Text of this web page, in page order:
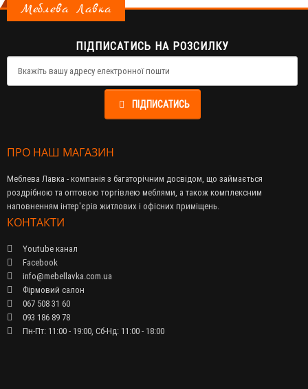
Меблева Лавка
ПІДПИСАТИСЬ НА РОЗСИЛКУ
ПІДПИСАТИСЬ
ПРО НАШ МАГАЗИН
Меблева Лавка - компанія з багаторічним досвідом, що займається
роздрібною та оптовою торгівлею меблями, а також комплексним
наповненням інтер'єрів житлових і офісних приміщень.
КОНТАКТИ
Youtube канал
Facebook
info@mebellavka.com.ua
Фірмовий салон
067 508 31 60
093 186 89 78
Пн-Пт: 11:00 - 19:00, Сб-Нд: 11:00 - 18:00